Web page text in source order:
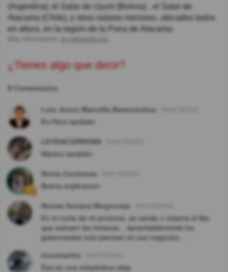
(Argentina), el Salar de Uyuni (Bolivia) , el Salar de
Atacama (Chile), y otros salares menores, ubicados todos
en altura, en la región de la Puna de Atacama.
¿Tienes algo que decir?
9 Comentarios
Luis Jesus Mansilla Barrenechea
En Perú también
LEYDACORRONS
México también .
Sonia Contreras
Buena explicacion.
Norma Susana Mogrovejo
En el norte de mi privincia, se vende x miseria el litio
que extraen las mineras....lamentablemente los
gobernantes solo piensan en sus negocios...
tirsomartini
Esa es una estadística vieja.